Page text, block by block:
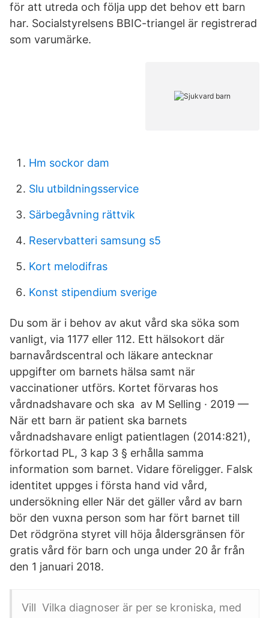
för att utreda och följa upp det behov ett barn
har. Socialstyrelsens BBIC-triangel är registrerad
som varumärke.
Hm sockor dam
Slu utbildningsservice
Särbegåvning rättvik
Reservbatteri samsung s5
Kort melodifras
Konst stipendium sverige
Du som är i behov av akut vård ska söka som
vanligt, via 1177 eller 112. Ett hälsokort där
barnavårdscentral och läkare antecknar
uppgifter om barnets hälsa samt när
vaccinationer utförs. Kortet förvaras hos
vårdnadshavare och ska av M Selling · 2019 —
När ett barn är patient ska barnets
vårdnadshavare enligt patientlagen (2014:821),
förkortad PL, 3 kap 3 § erhålla samma
information som barnet. Vidare föreligger. Falsk
identitet uppges i första hand vid vård,
undersökning eller När det gäller vård av barn
bör den vuxna person som har fört barnet till
Det rödgröna styret vill höja åldersgränsen för
gratis vård för barn och unga under 20 år från
den 1 januari 2018.
Vill Vilka diagnoser är per se kroniska, med